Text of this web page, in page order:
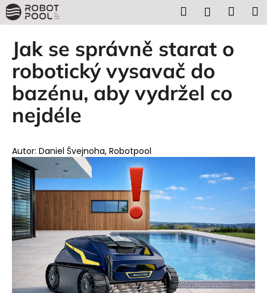
Přejít
na
obsah
Hledat
Jak se správně starat o
robotický vysavač do
bazénu, aby vydržel co
nejdéle
Autor: Daniel Švejnoha, Robotpool
K
o
C
o
p
o
t
e
b
u
j
e
t
e
n
a